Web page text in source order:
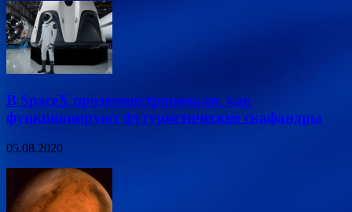
В SpaceX продемонстрировали, как
функционируют футуристические скафандры
05.08.2020